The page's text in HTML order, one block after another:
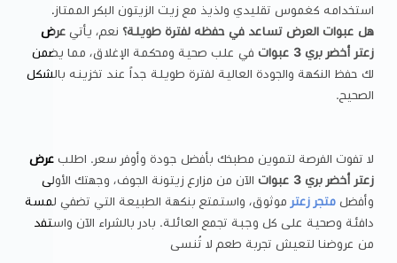
استخدامه كغموس تقليدي ولذيذ مع زيت الزيتون البكر الممتاز.
هل عبوات العرض تساعد في حفظه لفترة طويلة؟ نعم، يأتي عرض
زعتر أخضر بري 3 عبوات
في علب صحية ومحكمة الإغلاق، مما يضمن
لك حفظ النكهة والجودة العالية لفترة طويلة جداً عند تخزينه بالشكل
الصحيح.
لا تفوت الفرصة لتموين مطبخك بأفضل جودة وأوفر سعر. اطلب عرض
زعتر أخضر بري 3 عبوات
الآن من مزارع زيتونة الجوف، وجهتك الأولى
وأفضل متجر زعتر موثوق، واستمتع بنكهة الطبيعة التي تضفي لمسة
دافئة وصحية على كل وجبة تجمع العائلة. بادر بالشراء الآن واستفد
من عروضنا لتعيش تجربة طعم لا تُنسى